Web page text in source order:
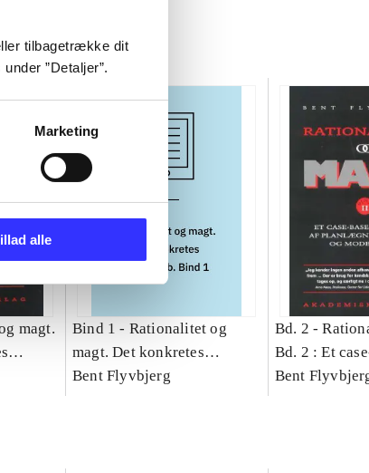
tilbagetrække dit
”Detaljer”.
Marketing
alle
magt.
Bind 1 - Rationalitet og
magt. Det konkretes
videnskab. Bind 1
Bent Flyvbjerg
Bd. 2 -
Bd. 2 : Et
studie af
Bent